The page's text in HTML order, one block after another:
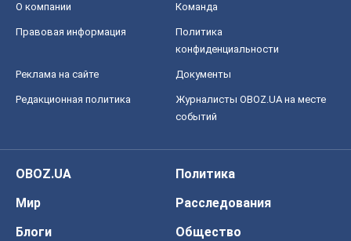
О компании Команда
Правовая информация
Политика
конфиденциальности
Реклама на сайте Документы
Редакционная политика
Журналисты OBOZ.UA на месте
событий
OBOZ.UA
Политика
Мир
Расследования
Блоги
Общество